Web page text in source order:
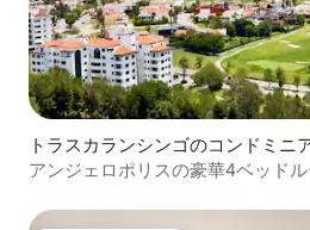
トラスカランシンゴのコンドミニ
アンジェロポリスの豪華4ベッド